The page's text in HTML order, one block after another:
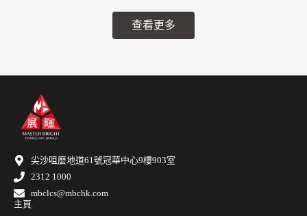
查看更多
尖沙咀麼地道61號冠華中心9樓903室
2312 1000
mbclcs@mbchk.com
主頁